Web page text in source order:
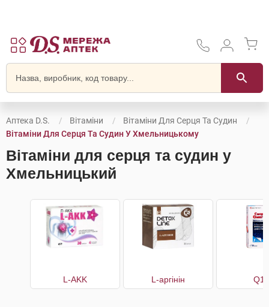
Аптека D.S. Вітаміни
Вітаміни Для Серця Та Судин
Вітаміни Для Серця Та Судин У Хмельницькому
Вітаміни для серця та судин у
Хмельницький
L-AKK L-аргінін Q10